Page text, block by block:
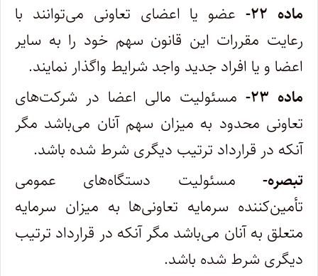
ماده ۲۲-
عضو یا اعضای تعاونی می‌توانند با
رعایت مقررات این قانون سهم خود را به سایر
اعضا و یا افراد جدید واجد شرایط واگذار نمایند.
ماده ۲۳-
مسئولیت مالی اعضا در شرکت‌های
تعاونی محدود به میزان سهم آنان می‌باشد مگر
آنکه در قرارداد ترتیب دیگری شرط شده باشد.
تبصره- مسئولیت دستگاه‌های عمومی
تأمین‌کننده سرمایه تعاونی‌ها به میزان سرمایه
متعلق به آنان می‌باشد مگر آنکه در قرارداد ترتیب
دیگری شرط شده باشد.